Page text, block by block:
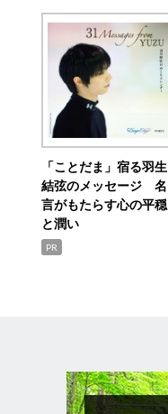
「ことだま」宿る羽生
結弦のメッセージ 名
言がもたらす心の平穏
と潤い
PR